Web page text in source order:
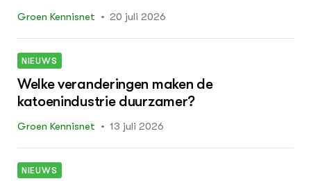
Groen Kennisnet 20 juli 2026
NIEUWS
Welke veranderingen maken de
katoenindustrie duurzamer?
Groen Kennisnet 13 juli 2026
NIEUWS